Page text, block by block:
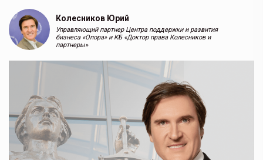
Колесников Юрий
Управляющий партнер Центра поддержки и развития
бизнеса «Опора» и КБ «Доктор права Колесников и
партнеры»